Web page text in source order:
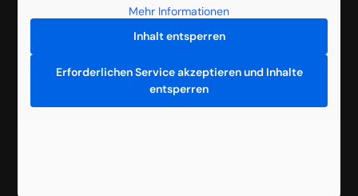
Mehr Informationen
Inhalt entsperren
Erforderlichen Service akzeptieren und Inhalte
entsperren